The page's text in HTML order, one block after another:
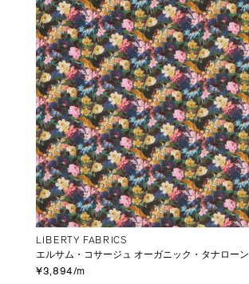
LIBERTY FABRICS
エルサム・コサージュ オーガニック・タナローン
¥3,894/m